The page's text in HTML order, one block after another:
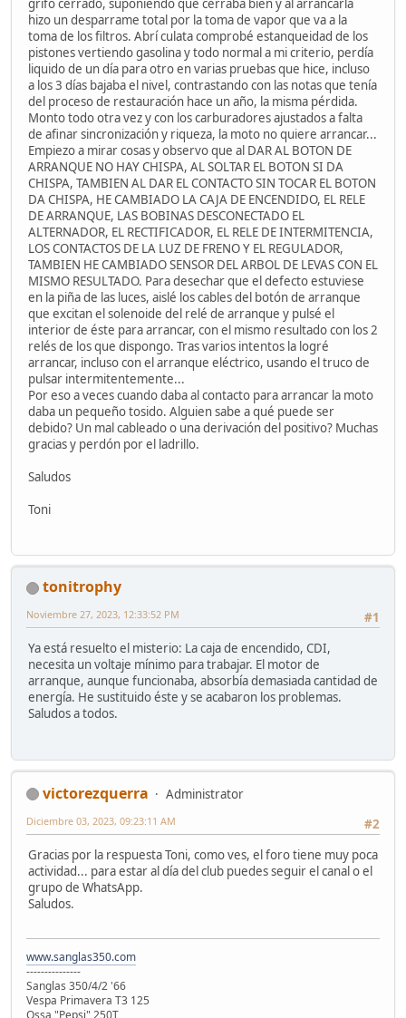
grifo cerrado, suponiendo que cerraba bien y al arrancarla
hizo un desparrame total por la toma de vapor que va a la
toma de los filtros. Abrí culata comprobé estanqueidad de los
pistones vertiendo gasolina y todo normal a mi criterio, perdía
liquido de un día para otro en varias pruebas que hice, incluso
a los 3 días bajaba el nivel, contrastando con las notas que tenía
del proceso de restauración hace un año, la misma pérdida.
Monto todo otra vez y con los carburadores ajustados a falta
de afinar sincronización y riqueza, la moto no quiere arrancar...
Empiezo a mirar cosas y observo que al DAR AL BOTON DE
ARRANQUE NO HAY CHISPA, AL SOLTAR EL BOTON SI DA
CHISPA, TAMBIEN AL DAR EL CONTACTO SIN TOCAR EL BOTON
DA CHISPA, HE CAMBIADO LA CAJA DE ENCENDIDO, EL RELE
DE ARRANQUE, LAS BOBINAS DESCONECTADO EL
ALTERNADOR, EL RECTIFICADOR, EL RELE DE INTERMITENCIA,
LOS CONTACTOS DE LA LUZ DE FRENO Y EL REGULADOR,
TAMBIEN HE CAMBIADO SENSOR DEL ARBOL DE LEVAS CON EL
MISMO RESULTADO. Para desechar que el defecto estuviese
en la piña de las luces, aislé los cables del botón de arranque
que excitan el solenoide del relé de arranque y pulsé el
interior de éste para arrancar, con el mismo resultado con los 2
relés de los que dispongo. Tras varios intentos la logré
arrancar, incluso con el arranque eléctrico, usando el truco de
pulsar intermitentemente...
Por eso a veces cuando daba al contacto para arrancar la moto
daba un pequeño tosido. Alguien sabe a qué puede ser
debido? Un mal cableado o una derivación del positivo? Muchas
gracias y perdón por el ladrillo.
Saludos
Toni
tonitrophy
#1
Noviembre 27, 2023, 12:33:52 PM
Ya está resuelto el misterio: La caja de encendido, CDI,
necesita un voltaje mínimo para trabajar. El motor de
arranque, aunque funcionaba, absorbía demasiada cantidad de
energía. He sustituido éste y se acabaron los problemas.
Saludos a todos.
victorezquerra
Administrator
#2
Diciembre 03, 2023, 09:23:11 AM
Gracias por la respuesta Toni, como ves, el foro tiene muy poca
actividad... para estar al día del club puedes seguir el canal o el
grupo de WhatsApp.
Saludos.
www.sanglas350.com
---------------
Sanglas 350/4/2 '66
Vespa Primavera T3 125